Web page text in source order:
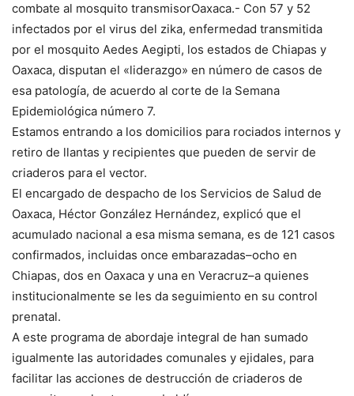
combate al mosquito transmisorOaxaca.- Con 57 y 52
infectados por el virus del zika, enfermedad transmitida
por el mosquito Aedes Aegipti, los estados de Chiapas y
Oaxaca, disputan el «liderazgo» en número de casos de
esa patología, de acuerdo al corte de la Semana
Epidemiológica número 7.
Estamos entrando a los domicilios para rociados internos y
retiro de llantas y recipientes que pueden de servir de
criaderos para el vector.
El encargado de despacho de los Servicios de Salud de
Oaxaca, Héctor González Hernández, explicó que el
acumulado nacional a esa misma semana, es de 121 casos
confirmados, incluidas once embarazadas–ocho en
Chiapas, dos en Oaxaca y una en Veracruz–a quienes
institucionalmente se les da seguimiento en su control
prenatal.
A este programa de abordaje integral de han sumado
igualmente las autoridades comunales y ejidales, para
facilitar las acciones de destrucción de criaderos de